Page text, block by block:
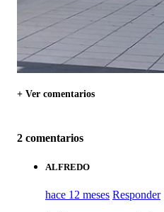
+ Ver comentarios
2 comentarios
ALFREDO
hace 12 meses Responder